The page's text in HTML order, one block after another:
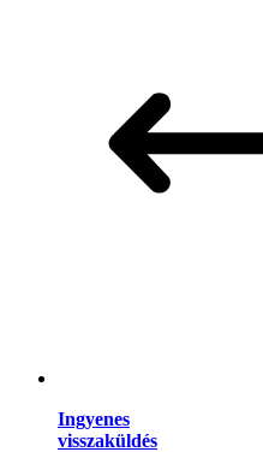
Ingyenes
visszaküldés